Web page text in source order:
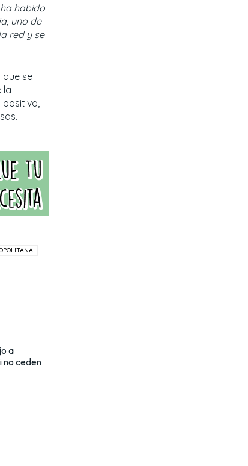
habido
uno de
red y se
se
la
a
no ceden